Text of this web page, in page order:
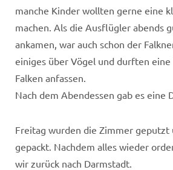
manche Kinder wollten gerne eine
machen. Als die Ausflügler abends
ankamen, war auch schon der
einiges über Vögel und durften eine
Falken anfassen.
Nach dem Abendessen gab es eine
Freitag wurden die Zimmer geputzt
gepackt. Nachdem alles wieder
wir zurück nach Darmstadt.